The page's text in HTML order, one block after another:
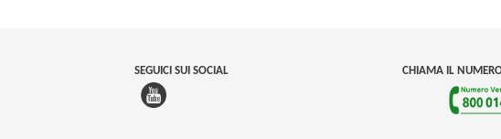
SEGUICI SUI SOCIAL CHIAMA IL